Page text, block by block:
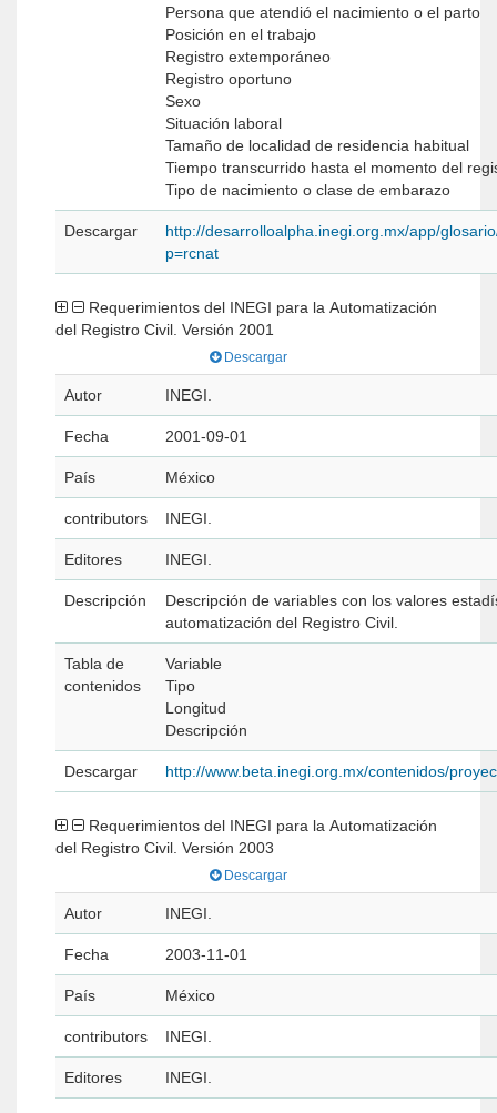
Persona que atendió el nacimiento o el parto
Posición en el trabajo
Registro extemporáneo
Registro oportuno
Sexo
Situación laboral
Tamaño de localidad de residencia habitual
Tiempo transcurrido hasta el momento del
Tipo de nacimiento o clase de embarazo
Descargar
http://desarrolloalpha.inegi.org.mx/app/
p=rcnat
del Registro Civil. Versión 2001
Descargar
Autor INEGI.
Fecha 2001-09-01
País México
contributors INEGI.
Editores INEGI.
Descripción
Descripción de variables con los valores
automatización del Registro Civil.
Tabla de
contenidos
Variable
Tipo
Longitud
Descripción
Descargar http://www.beta.inegi.org.mx/contenidos/
del Registro Civil. Versión 2003
Descargar
Autor INEGI.
Fecha 2003-11-01
País México
contributors INEGI.
Editores INEGI.